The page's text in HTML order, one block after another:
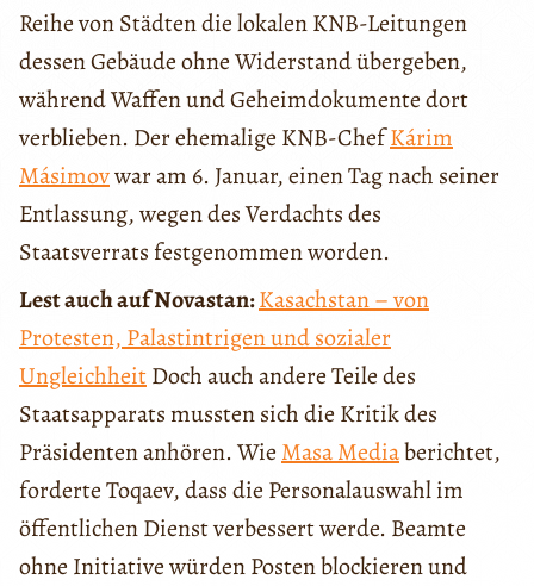
Reihe von Städten die lokalen KNB-Leitungen
dessen Gebäude ohne Widerstand übergeben,
während Waffen und Geheimdokumente dort
verblieben. Der ehemalige KNB-ChefKárim
Másimovwar am 6. Januar, einen Tag nach seiner
Entlassung, wegen des Verdachts des
Staatsverrats festgenommen worden.
Lest auch auf Novastan:Kasachstan – von
Protesten, Palastintrigen und sozialer
UngleichheitDoch auch andere Teile des
Staatsapparats mussten sich die Kritik des
Präsidenten anhören. Wie Masa Mediaberichtet,
forderte Toqaev, dass die Personalauswahl im
öffentlichen Dienst verbessert werde. Beamte
ohne Initiative würden Posten blockieren und